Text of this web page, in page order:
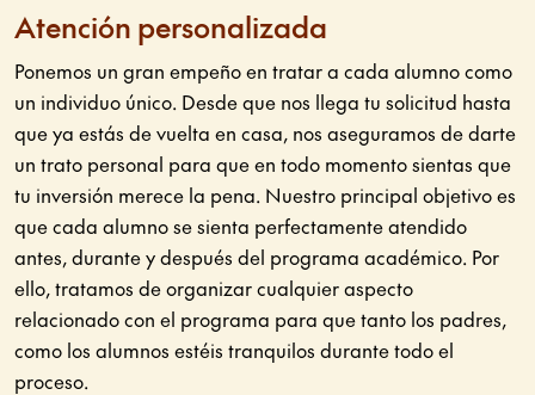
Atención personalizada
Ponemos un gran empeño en tratar a cada alumno como
un individuo único. Desde que nos llega tu solicitud hasta
que ya estás de vuelta en casa, nos aseguramos de darte
un trato personal para que en todo momento sientas que
tu inversión merece la pena. Nuestro principal objetivo es
que cada alumno se sienta perfectamente atendido
antes, durante y después del programa académico. Por
ello, tratamos de organizar cualquier aspecto
relacionado con el programa para que tanto los padres,
como los alumnos estéis tranquilos durante todo el
proceso.